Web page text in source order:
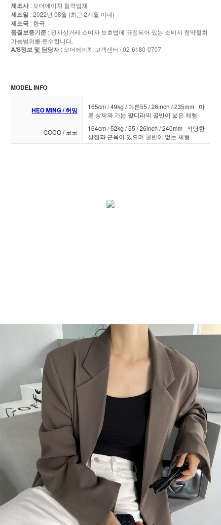
제조사: 오더에이치 협력업체
제조일 : 2022년 08월 (최근 2개월 이내)
제조국 : 한국
품질보증기준 : 전자상거래 소비자 보호법에 규정되어 있는 소비자 청약철회
가능범위를 준수합니다.
A/S정보 및 담당자: 오더에이치 고객센터 / 02-6180-0707
MODEL INFO
HEO MING / 허밍
165cm / 49kg / 마른55 / 26inch / 235mm 마
른 상체와 가는 팔디라의 골반이 넓은 체형
COCO / 코코
164cm / 52kg / 55 / 26inch / 240mm 적당한
살집과 근육이 있으며 골반이 없는 체형